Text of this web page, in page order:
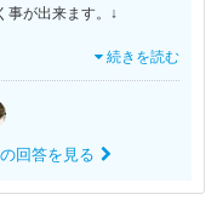
事が出来ます。↓
続きを読む
回答を見る